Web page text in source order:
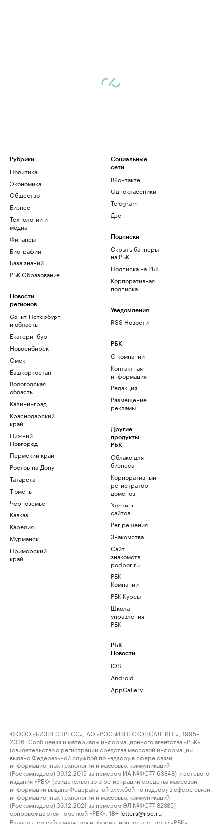
Рубрики
Политика
Экономика
Общество
Бизнес
Технологии и
медиа
Финансы
Биографии
База знаний
РБК Образование
Новости
регионов
Санкт-Петербург
и область
Екатеринбург
Новосибирск
Омск
Башкортостан
Вологодская
область
Калининград
Краснодарский
край
Нижний
Новгород
Пермский край
Ростов-на-Дону
Татарстан
Тюмень
Черноземье
Кавказ
Карелия
Мурманск
Приморский
край
Социальные
сети
ВКонтакте
Одноклассники
Telegram
Дзен
Подписки
Скрыть баннеры
на РБК
Подписка на РБК
Корпоративная
подписка
Уведомления
RSS Новости
РБК
О компании
Контактная
информация
Редакция
Размещение
рекламы
Другие
продукты
РБК
Облако для
бизнеса
Корпоративный
регистратор
доменов
Хостинг
сайтов
Рег.решения
Знакомства
Сайт
знакомств
podbor.ru
РБК
Компании
РБК Курсы
Школа
управления
РБК
РБК
Новости
iOS
Android
AppGallery
© ООО «БИЗНЕСПРЕСС», АО «РОСБИЗНЕСКОНСАЛТИНГ», 1995–
2026. Сообщения и материалы информационного агентства «РБК»
(свидетельство о регистрации средства массовой информации
выдано Федеральной службой по надзору в сфере связи,
информационных технологий и массовых коммуникаций
(Роскомнадзор) 09.12.2015 за номером ИА №ФС77-63848) и сетевого
издания «РБК» (свидетельство о регистрации средства массовой
информации выдано Федеральной службой по надзору в сфере связи,
информационных технологий и массовых коммуникаций
(Роскомнадзор) 03.12.2021 за номером ЭЛ №ФС77-82385)
сопровождаются пометкой «РБК».
18+ letters@rbc.ru
Владельцем сайта является информационное агентство «РБК».